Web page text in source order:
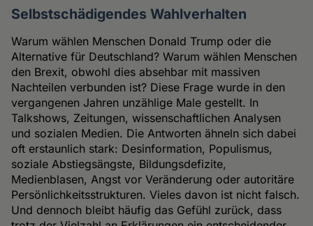
Selbstschädigendes Wahlverhalten
Warum wählen Menschen Donald Trump oder die
Alternative für Deutschland? Warum wählen Menschen
den Brexit, obwohl dies absehbar mit massiven
Nachteilen verbunden ist? Diese Frage wurde in den
vergangenen Jahren unzählige Male gestellt. In
Talkshows, Zeitungen, wissenschaftlichen Analysen
und sozialen Medien. Die Antworten ähneln sich dabei
oft erstaunlich stark: Desinformation, Populismus,
soziale Abstiegsängste, Bildungsdefizite,
Medienblasen, Angst vor Veränderung oder autoritäre
Persönlichkeitsstrukturen. Vieles davon ist nicht falsch.
Und dennoch bleibt häufig das Gefühl zurück, dass